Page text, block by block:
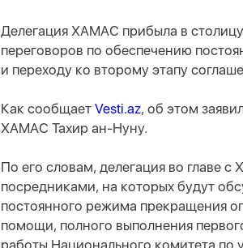
Делегация ХАМАС прибыла в
переговоров по обеспечению
и переходу ко второму этапу
Как сообщает Vesti.az, об этом
ХАМАС Тахир ан-Нуну.
По его словам, делегация во главе
посредниками, на которых будут
постоянного режима прекращения
помощи, полного выполнения
работы Национального комитета по